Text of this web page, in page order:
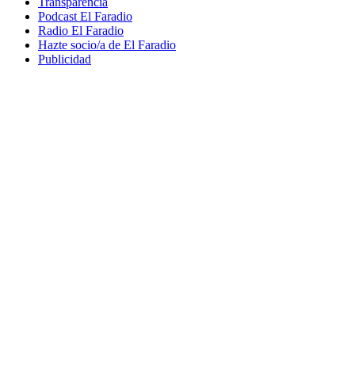
Podcast El Faradio
Radio El Faradio
Hazte socio/a de El Faradio
Publicidad